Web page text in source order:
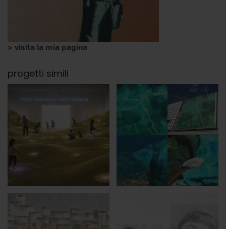
> visita la mia pagina
progetti simili